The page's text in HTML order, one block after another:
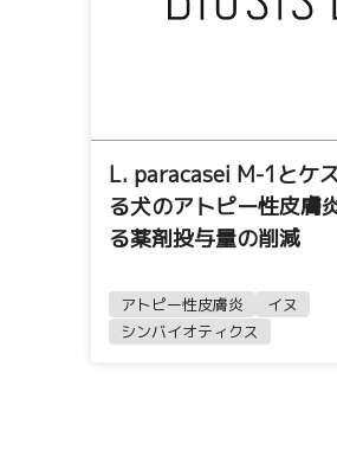
L. paracasei M-1とケ
る犬のアトピー性皮膚
る薬剤投与量の削減
アトピー性皮膚炎
イヌ
シンバイオティクス